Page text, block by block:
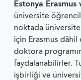
Estonya Erasmus
üniversite
noktada
için Erasmus dâhil
doktora
faydalanabilirler.
işbirliği ve